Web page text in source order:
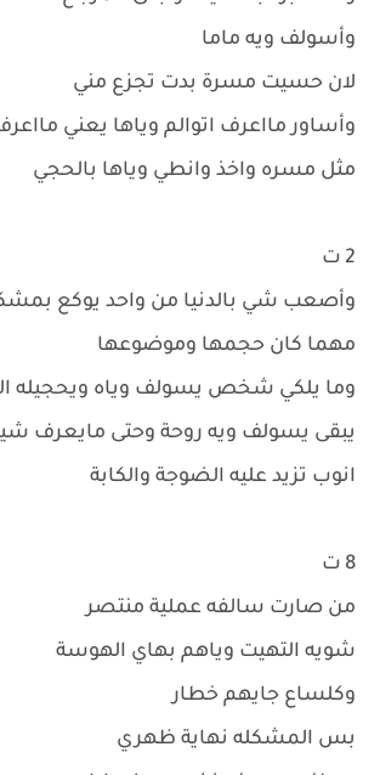
وأسولف ويه ماما
لان حسيت مسرة بدت تجزع مني
وأساور مااعرف اتوالم وياها يعني
مثل مسره واخذ وانطي وياها بالحجي
2 ت
وأصعب شي بالدنيا من واحد يوكع
مهما كان حجمها وموضوعها
وما يلكي شخص يسولف وياه ويحجيله
يبقى يسولف ويه روحة وحتى مايعرف
انوب تزيد عليه الضوجة والكابة
8 ت
من صارت سالفه عملية منتصر
شويه التهيت وياهم بهاي الهوسة
وكلساع جايهم خطار
بس المشكله نهاية ظهري